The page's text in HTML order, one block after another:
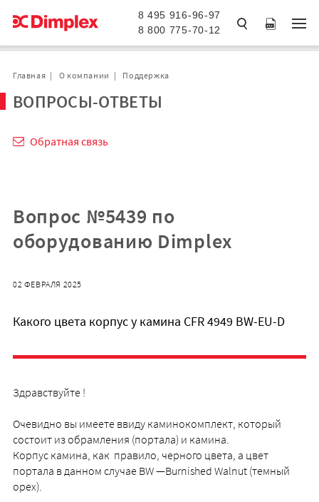
8 495 916-96-97
8 800 775-70-12
Главная О компании Поддержка
ВОПРОСЫ-ОТВЕТЫ
Обратная связь
Вопрос №5439 по
оборудованию Dimplex
02 ФЕВРАЛЯ 2025
Какого цвета корпус у камина CFR 4949 BW-EU-D
Здравствуйте !
Очевидно вы имеете ввиду каминокомплект, который
состоит из обрамления (портала) и камина.
Корпус камина, как правило, черного цвета, а цвет
портала в данном случае BW —Burnished Walnut (темный
орех).